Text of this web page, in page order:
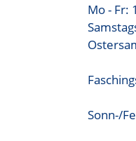
Mo - Fr:
Sonn-/